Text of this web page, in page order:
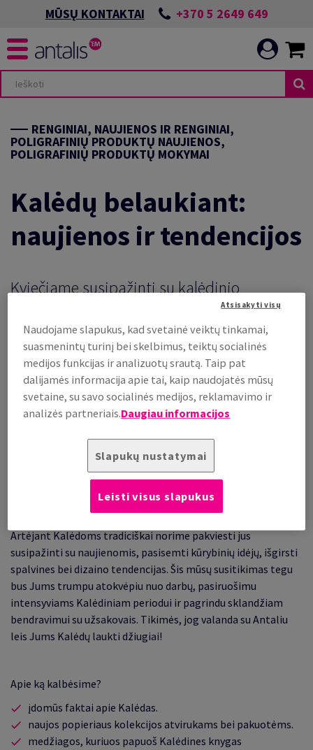
MŪSŲ KONTAKTAI +370 5 2649 649
RENGINIAI, NAUJIENOS IR RENGINIAI,
POLIGRAFINIŲ PRODUKTŲ NAUJIENOS,
POLIGRAFINIŲ PRODUKTŲ MOKYMAI
Kalėdų belaukiant:
naujienos ir tendencijos
Kviečiame susipažinti su kalėdinio
popieriaus naujienomis. Pasisemkite idėjų
šventiniams leidiniams ir pakuotėms.
Artėjant Kalėdoms tradiciškai norime pakviesti jus
susipažinti su naujienomis, pasisemti kūrybinių idėjų, išgirsti
spalvines bei dizaino tendencijas. Šis mūsų susitikimas tegu
bus Jums trumpu atokvėpiu nuo darbų, pasiruošimu
intensyviams Kalėdiniam periodui ir pagrindu sklandžiam
bendravimui su užsakovais. Tikimės, jog valanda su Antaliu
leis Jums Kalėdų laukti džiugiai!
Apie ką kalbėsime?
įdomūs faktai apie Kalėdas.
naujos popieriaus kolekcijos atvirukams bei pakuotėms.
medžiagos, kuriuos papuoš Kalėdines knygas
Naudojame slapukus, kad svetainė veiktų tinkamai,
suasmenintų turinį bei skelbimus, teiktų socialinės
medijos funkcijas ir analizuotų srautą. Taip pat
dalijamės informacija apie tai, kaip naudojatės mūsų
svetaine, su savo socialinės medijos, reklamavimo ir
analizės partneriais.Daugiau informacijos
Slapukų nustatymai
Atsisakyti visų
Leisti visus slapukus